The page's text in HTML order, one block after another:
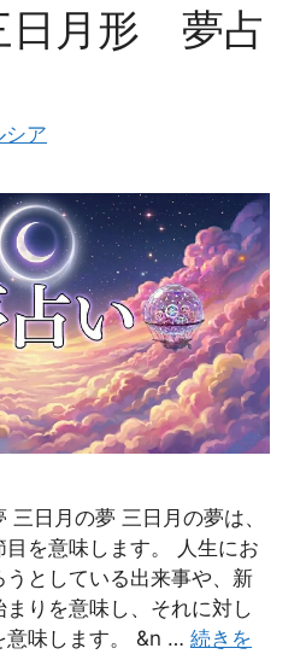
日月形 夢占
シア
日月の夢 三日月の夢は、
を意味します。 人生にお
としている出来事や、新
りを意味し、それに対し
意味します。 &n … 続きを